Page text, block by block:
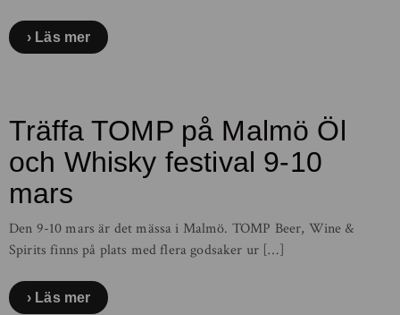
Läs mer
Träffa TOMP på Malmö Öl
och Whisky festival 9-10
mars
Den 9-10 mars är det mässa i Malmö. TOMP Beer, Wine &
Spirits finns på plats med flera godsaker ur […]
Läs mer